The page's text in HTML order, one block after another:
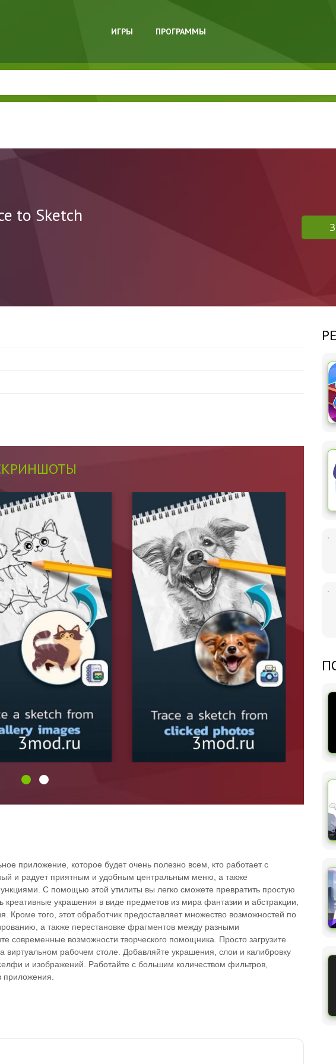
ИГРЫ ПРОГРАММЫ
to Sketch
приложение, которое будет очень полезно всем, кто работает с
и радует приятным и удобным центральным меню, а также
С помощью этой утилиты вы легко сможете превратить простую
украшения в виде предметов из мира фантазии и абстракции,
Кроме того, этот обработчик предоставляет множество возможностей по
а также перестановке фрагментов между разными
современные возможности творческого помощника. Просто загрузите
рабочем столе. Добавляйте украшения, слои и калибровку
и изображений. Работайте с большим количеством фильтров,
приложения.